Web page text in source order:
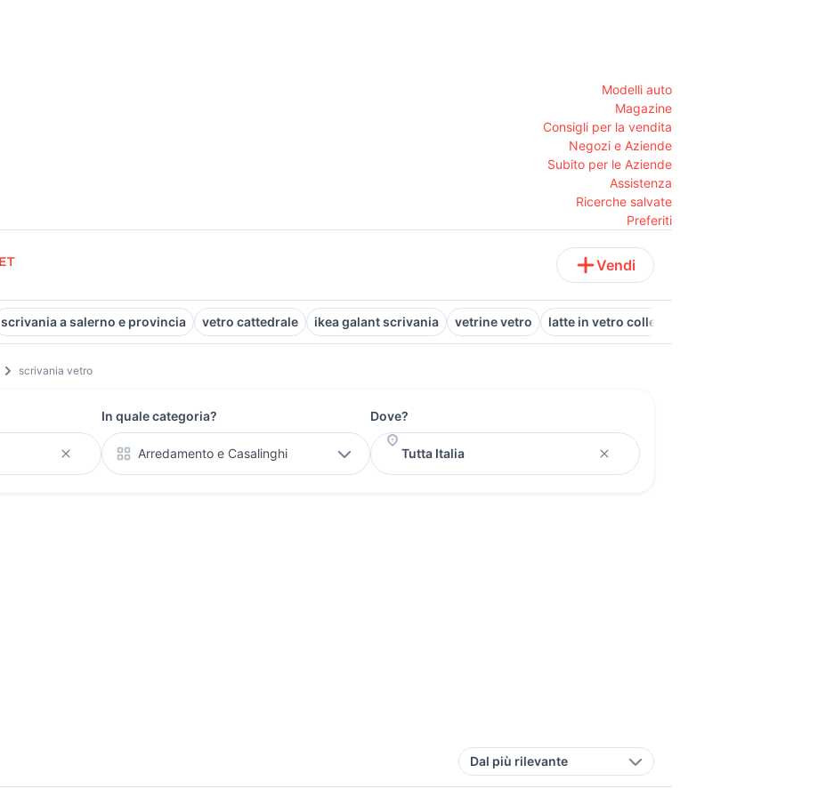
Modelli auto
Magazine
Consigli per la vendita
Negozi e Aziende
Subito per le Aziende
Assistenza
Ricerche salvate
Preferiti
Vendi
scrivania a salerno e provincia vetro cattedrale ikea galant scrivania vetrine vetro latte in vetro collezionismo
scrivania vetro
In quale categoria?
Arredamento e Casalinghi
Dove?
Dal più rilevante